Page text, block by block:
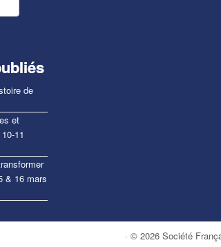
de
et
11
& 16 mars
· © 2026 Société